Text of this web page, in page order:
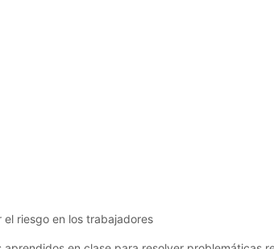
riesgo en los trabajadores